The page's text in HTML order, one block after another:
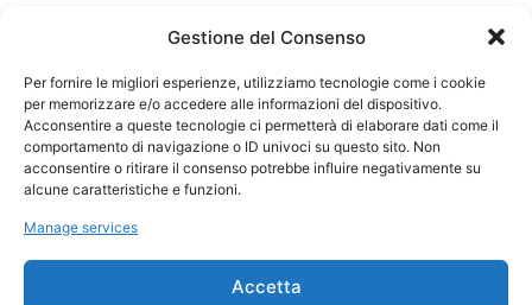
Gestione del Consenso
Per fornire le migliori esperienze, utilizziamo tecnologie come i cookie
per memorizzare e/o accedere alle informazioni del dispositivo.
Acconsentire a queste tecnologie ci permetterà di elaborare dati come il
comportamento di navigazione o ID univoci su questo sito. Non
acconsentire o ritirare il consenso potrebbe influire negativamente su
alcune caratteristiche e funzioni.
Manage services
Accetta